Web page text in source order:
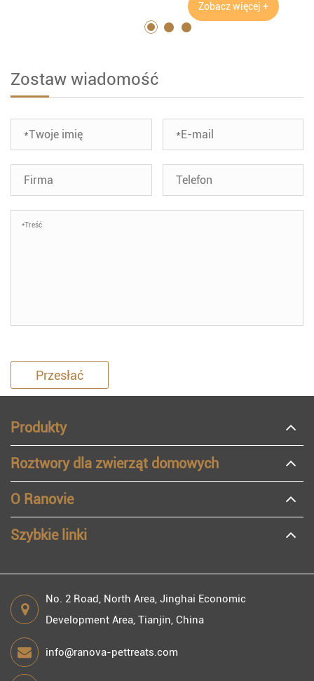
Zobacz więcej +
Zostaw wiadomość
Przesłać
Produkty
Roztwory dla zwierząt domowych
O Ranovie
Szybkie linki
No. 2 Road, North Area, Jinghai Economic
Development Area, Tianjin, China
info@ranova-pettreats.com